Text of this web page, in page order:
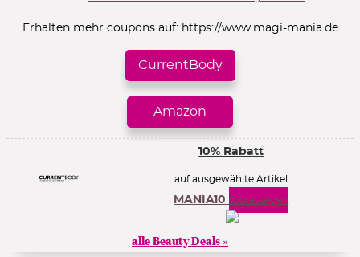
Erhalten mehr coupons auf: https://www.magi-mania.de
CurrentBody
Amazon
10% Rabatt
auf ausgewählte Artikel
MANIA10 Code zeigen
alle Beauty Deals »